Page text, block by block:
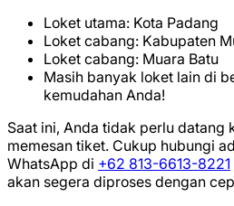
Loket utama: Kota Padang
Loket cabang: Kabupaten
Loket cabang: Muara Batu
Masih banyak loket lain di
kemudahan Anda!
Saat ini, Anda tidak perlu datang
memesan tiket. Cukup hubungi
WhatsApp di +62 813-6613-8221
akan segera diproses dengan